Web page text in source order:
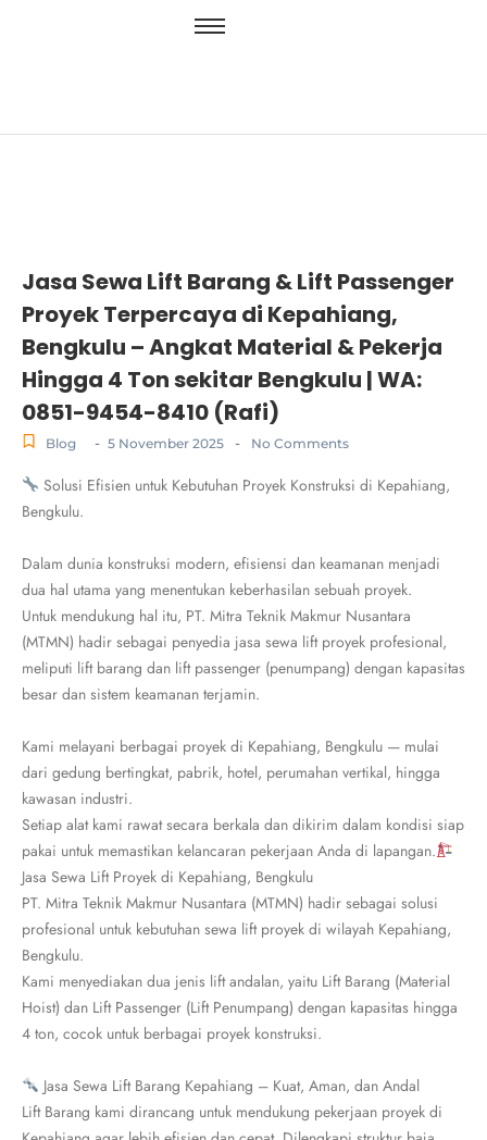
Jasa Sewa Lift Barang & Lift Passenger
Proyek Terpercaya di Kepahiang,
Bengkulu – Angkat Material & Pekerja
Hingga 4 Ton sekitar Bengkulu | WA:
0851-9454-8410 (Rafi)
Blog - 5 November 2025 - No Comments
Solusi Efisien untuk Kebutuhan Proyek Konstruksi di Kepahiang,
Bengkulu.
Dalam dunia konstruksi modern, efisiensi dan keamanan menjadi
dua hal utama yang menentukan keberhasilan sebuah proyek.
Untuk mendukung hal itu, PT. Mitra Teknik Makmur Nusantara
(MTMN) hadir sebagai penyedia jasa sewa lift proyek profesional,
meliputi lift barang dan lift passenger (penumpang) dengan kapasitas
besar dan sistem keamanan terjamin.
Kami melayani berbagai proyek di Kepahiang, Bengkulu — mulai
dari gedung bertingkat, pabrik, hotel, perumahan vertikal, hingga
kawasan industri.
Setiap alat kami rawat secara berkala dan dikirim dalam kondisi siap
pakai untuk memastikan kelancaran pekerjaan Anda di lapangan.
Jasa Sewa Lift Proyek di Kepahiang, Bengkulu
PT. Mitra Teknik Makmur Nusantara (MTMN) hadir sebagai solusi
profesional untuk kebutuhan sewa lift proyek di wilayah Kepahiang,
Bengkulu.
Kami menyediakan dua jenis lift andalan, yaitu Lift Barang (Material
Hoist) dan Lift Passenger (Lift Penumpang) dengan kapasitas hingga
4 ton, cocok untuk berbagai proyek konstruksi.
Jasa Sewa Lift Barang Kepahiang – Kuat, Aman, dan Andal
Lift Barang kami dirancang untuk mendukung pekerjaan proyek di